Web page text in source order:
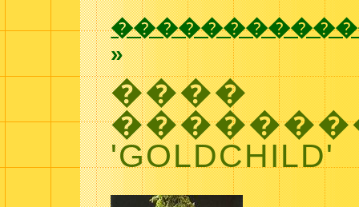
»
����
'GOLDCHILD'